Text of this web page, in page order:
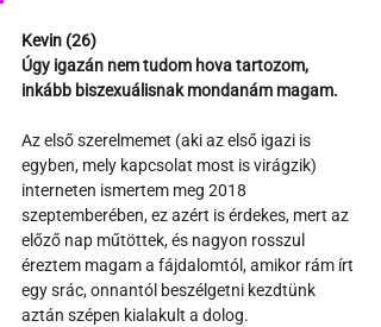
Kevin (26)
Úgy igazán nem tudom hova tartozom,
inkább biszexuálisnak mondanám magam.
Az első szerelmemet (aki az első igazi is
egyben, mely kapcsolat most is virágzik)
interneten ismertem meg 2018
szeptemberében, ez azért is érdekes, mert az
előző nap műtöttek, és nagyon rosszul
éreztem magam a fájdalomtól, amikor rám írt
egy srác, onnantól beszélgetni kezdtünk
aztán szépen kialakult a dolog.